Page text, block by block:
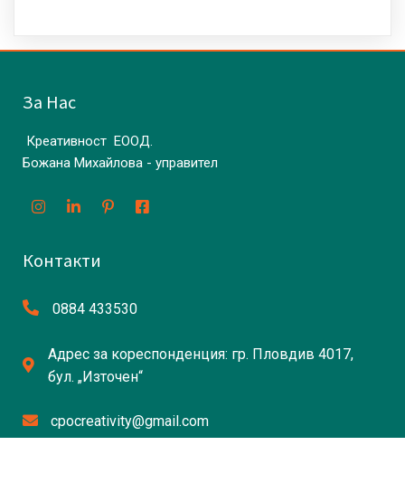
За Нас
Креативност ЕООД.
Божана Михайлова - управител
Контакти
0884 433530
Адрес за кореспонденция: гр. Пловдив 4017,
бул. „Източен“
cpocreativity@gmail.com